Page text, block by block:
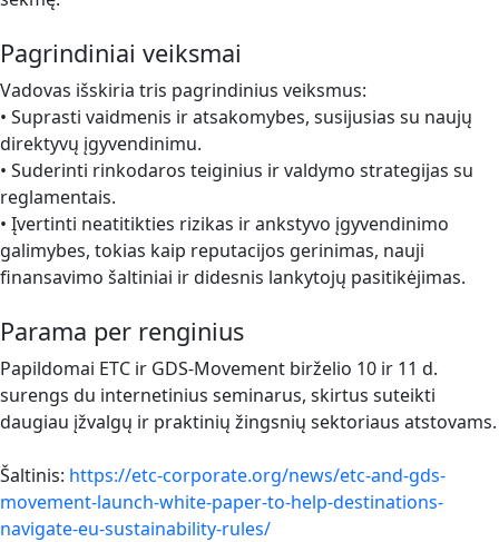
Pagrindiniai veiksmai
Vadovas išskiria tris pagrindinius veiksmus:
• Suprasti vaidmenis ir atsakomybes, susijusias su naujų
direktyvų įgyvendinimu.
• Suderinti rinkodaros teiginius ir valdymo strategijas su
reglamentais.
• Įvertinti neatitikties rizikas ir ankstyvo įgyvendinimo
galimybes, tokias kaip reputacijos gerinimas, nauji
finansavimo šaltiniai ir didesnis lankytojų pasitikėjimas.
Parama per renginius
Papildomai ETC ir GDS-Movement birželio 10 ir 11 d.
surengs du internetinius seminarus, skirtus suteikti
daugiau įžvalgų ir praktinių žingsnių sektoriaus atstovams.
Šaltinis: https://etc-corporate.org/news/etc-and-gds-
movement-launch-white-paper-to-help-destinations-
navigate-eu-sustainability-rules/